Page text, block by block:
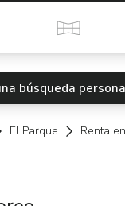
Tour
búsqueda
El Parque Renta